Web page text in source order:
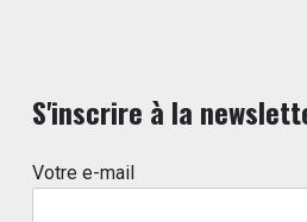
S'inscrire à la
Votre e-mail